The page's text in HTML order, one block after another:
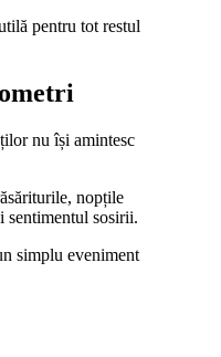
pentru tot restul
nu își amintesc
nopțile
sentimentul sosirii.
simplu eveniment